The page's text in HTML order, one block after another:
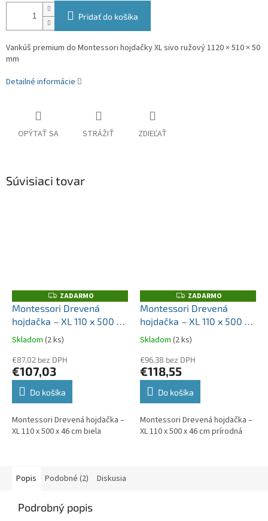
Pridať do košíka
Vankúš premium do Montessori hojdačky XL sivo ružový 1120 × 510 × 50
mm
Detailné informácie
OPÝTAŤ SA STRÁŽIŤ ZDIEĽAŤ
Súvisiaci tovar
Z
A
D
A
M
O
ZADARMO
Montessori Drevená
hojdačka – XL 110 x 500 x
46 cm biela
Skladom (2 ks)
€87,02 bez DPH
€107,03
Do košíka
Montessori Drevená hojdačka –
XL 110 x 500 x 46 cm biela
Z
A
D
A
M
O
ZADARMO
Montessori Drevená
hojdačka – XL 110 x 500 x
46 cm prírodná
Skladom (2 ks)
€96,38 bez DPH
€118,55
Do košíka
Montessori Drevená hojdačka –
XL 110 x 500 x 46 cm prírodná
Popis Podobné (2) Diskusia
Podrobný popis